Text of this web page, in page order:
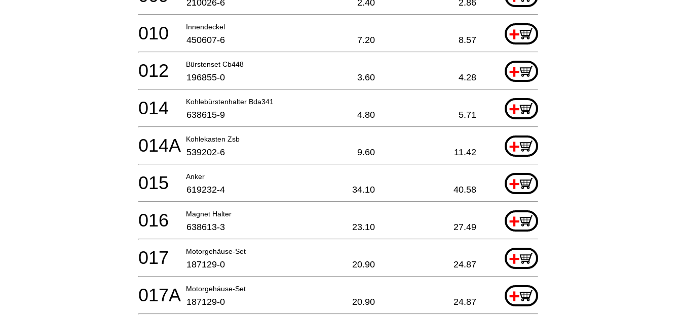
210026-6 2.40 2.86
Innendeckel +
010 450607-6 7.20 8.57
Bürstenset Cb448 +
012 196855-0 3.60 4.28
Kohlebürstenhalter Bda341 +
014 638615-9 4.80 5.71
Kohlekasten Zsb +
014A 539202-6 9.60 11.42
Anker +
015 619232-4 34.10 40.58
Magnet Halter +
016 638613-3 23.10 27.49
Motorgehäuse-Set +
017 187129-0 20.90 24.87
Motorgehäuse-Set +
017A 187129-0 20.90 24.87